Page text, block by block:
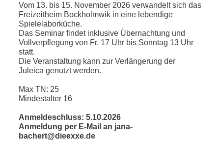
Vom 13. bis 15. November 2026 verwandelt sich das
Freizeitheim Bockholmwik in eine lebendige
Spielelaborküche.
Das Seminar findet inklusive Übernachtung und
Vollverpflegung von Fr. 17 Uhr bis Sonntag 13 Uhr
statt.
Die Veranstaltung kann zur Verlängerung der
Juleica genutzt werden.
Max TN: 25
Mindestalter 16
Anmeldeschluss: 5.10.2026
Anmeldung per E-Mail an jana-
bachert@dieexxe.de